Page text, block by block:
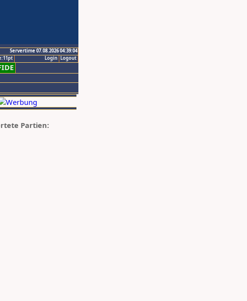
Servertime 07.08.2026 04:39:04
Logout
Login
Partien: